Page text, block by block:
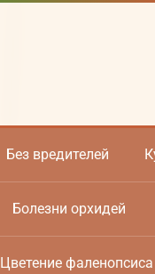
Без вредителей
Болезни орхидей
Цветение фаленопсиса